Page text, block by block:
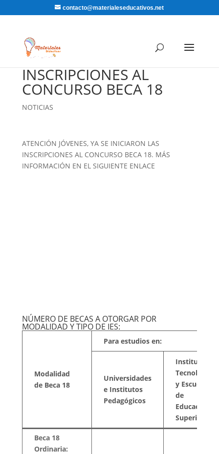
contacto@materialeseducativos.net
INSCRIPCIONES AL
CONCURSO BECA 18
NOTICIAS
ATENCIÓN JÓVENES, YA SE INICIARON LAS
INSCRIPCIONES AL CONCURSO BECA 18. MÁS
INFORMACIÓN EN EL SIGUIENTE ENLACE
NÚMERO DE BECAS A OTORGAR POR
MODALIDAD Y TIPO DE IES:
Modalidad
de Beca 18
Para estudios en:
Universidades
e Institutos
Pedagógicos
Institutos
Tecnológicos
y Escuelas
de
Educación
Superior
Beca 18
Ordinaria: